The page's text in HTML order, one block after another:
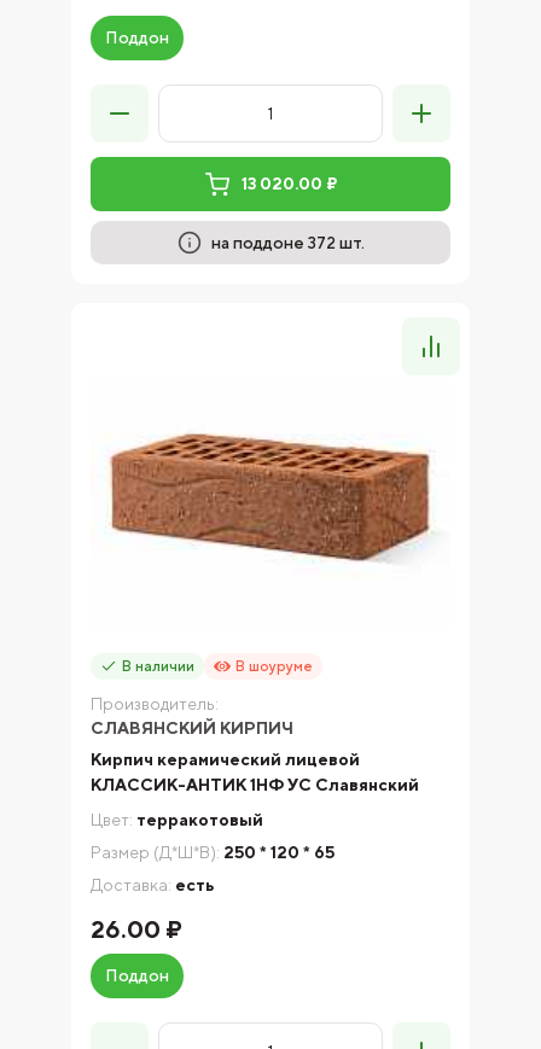
Поддон
13 020.00 ₽
на поддоне 372 шт.
В наличии В шоуруме
Производитель:
СЛАВЯНСКИЙ КИРПИЧ
Кирпич керамический лицевой
КЛАССИК-АНТИК 1НФ УС Славянский
Цвет: терракотовый
Размер (Д*Ш*В): 250 * 120 * 65
Доставка: есть
26.00 ₽
Поддон